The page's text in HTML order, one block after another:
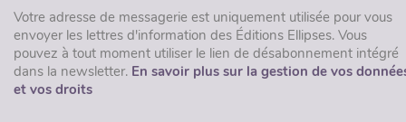
Votre adresse de messagerie est uniquement utilisée pour vous
envoyer les lettres d'information des Éditions Ellipses. Vous
pouvez à tout moment utiliser le lien de désabonnement intégré
dans la newsletter. En savoir plus sur la gestion de vos
et vos droits